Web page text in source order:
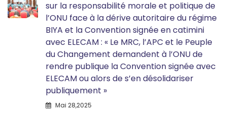
sur la responsabilité morale et politique de
l’ONU face à la dérive autoritaire du régime
BIYA et la Convention signée en catimini
avec ELECAM : « Le MRC, l’APC et le Peuple
du Changement demandent à l’ONU de
rendre publique la Convention signée avec
ELECAM ou alors de s’en désolidariser
publiquement »
Mai 28,2025